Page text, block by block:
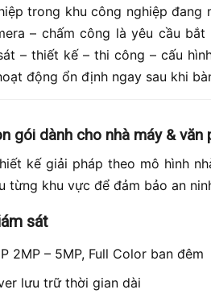
trong khu công nghiệp
– chấm công là yêu cầu
– thiết kế – thi công – cấu
động ổn định ngay sau khi
gói dành cho nhà máy &
kế giải pháp theo mô hình
từng khu vực để đảm bảo an
sát
2MP – 5MP, Full Color ban đêm
lưu trữ thời gian dài